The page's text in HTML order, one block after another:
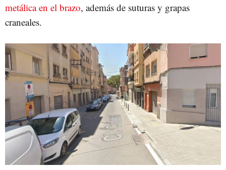
metálica en el brazo, además de suturas y grapas
craneales.